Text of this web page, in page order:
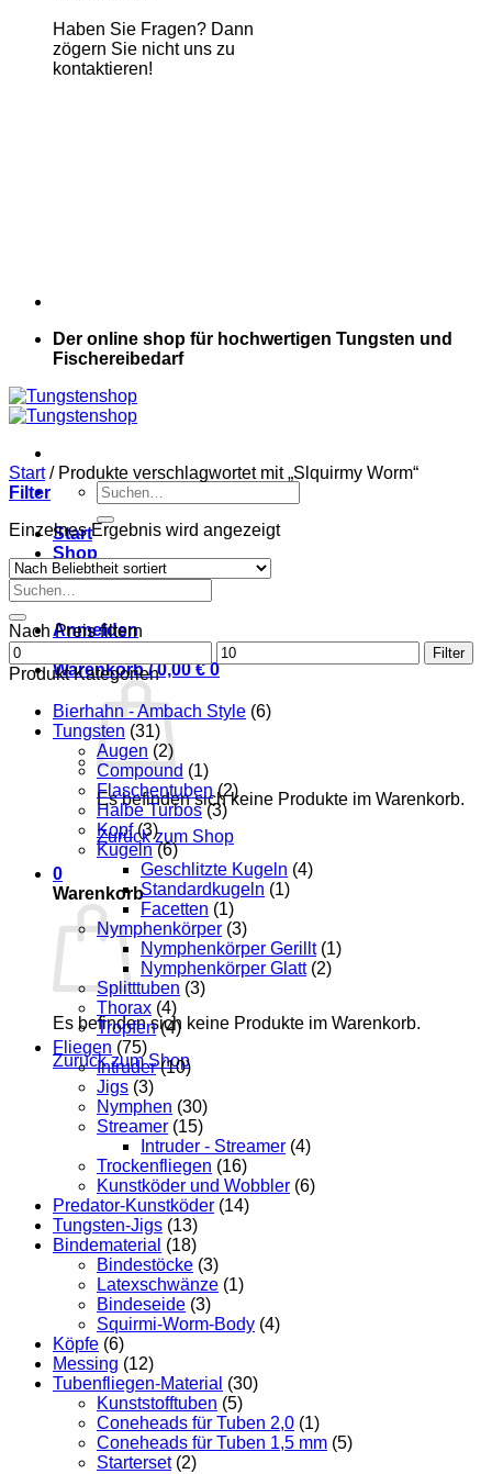
Haben Sie Fragen? Dann
zögern Sie nicht uns zu
kontaktieren!
Der online shop für hochwertigen Tungsten und
Fischereibedarf
Suche
nach:
Start
Shop
Kontakt
Mein Konto
Anmelden
Warenkorb /0,00€ 0
Es befinden sich keine Produkte im Warenkorb.
Zurück zum Shop
0
Warenkorb
Es befinden sich keine Produkte im Warenkorb.
Zurück zum Shop
Start /Produkte verschlagwortet mit „Slquirmy Worm“
Filter
Einzelnes Ergebnis wird angezeigt
Suche
nach:
Nach Preis filtern
Min.
Preis
Max.
Preis
Filter
Produkt Kategorien
Bierhahn - Ambach Style (6)
Tungsten (31)
Augen (2)
Compound (1)
Flaschentuben (2)
Halbe Turbos (3)
Kopf (3)
Kugeln (6)
Geschlitzte Kugeln (4)
Standardkugeln (1)
Facetten (1)
Nymphenkörper (3)
Nymphenkörper Gerillt (1)
Nymphenkörper Glatt (2)
Splitttuben (3)
Thorax (4)
Tropfen (4)
Fliegen (75)
Intruder (10)
Jigs (3)
Nymphen (30)
Streamer (15)
Intruder - Streamer (4)
Trockenfliegen (16)
Kunstköder und Wobbler (6)
Predator-Kunstköder (14)
Tungsten-Jigs (13)
Bindematerial (18)
Bindestöcke (3)
Latexschwänze (1)
Bindeseide (3)
Squirmi-Worm-Body (4)
Köpfe (6)
Messing (12)
Tubenfliegen-Material (30)
Kunststofftuben (5)
Coneheads für Tuben 2,0 (1)
Coneheads für Tuben 1,5 mm (5)
Starterset (2)